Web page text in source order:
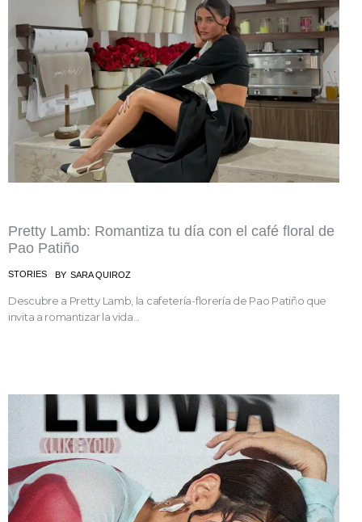
Pretty Lamb: Romantiza tu día con el café floral de
Pao Patiño
STORIES BY SARA QUIROZ
Descubre a Pretty Lamb, la cafetería-florería de Pao Patiño que
invita a romantizar la vida...